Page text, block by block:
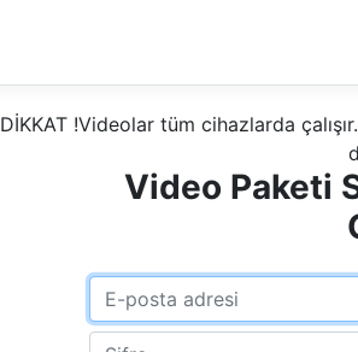
DİKKAT !Videolar tüm cihazlarda
Video Paketi